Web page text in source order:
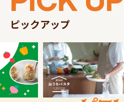
ピックアップ